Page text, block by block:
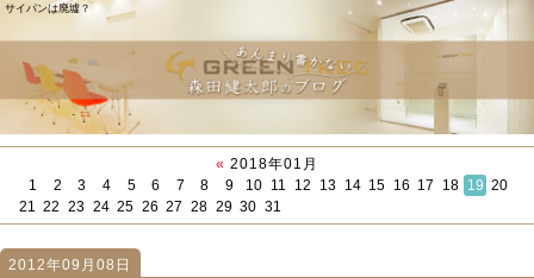
サイパンは廃墟？
« 2018年01月
1
2 3 4 5 6 7 8 9 10 11 12 13 14 15 16 17 18 19 20
21 22 23 24 25 26 27 28 29 30 31
2012年09月08日